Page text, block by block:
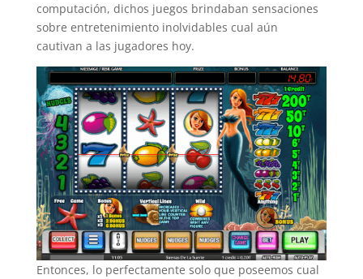
computación, dichos juegos brindaban sensaciones
sobre entretenimiento inolvidables cual aún
cautivan a las jugadores hoy.
Entonces, lo perfectamente solo que poseemos cual